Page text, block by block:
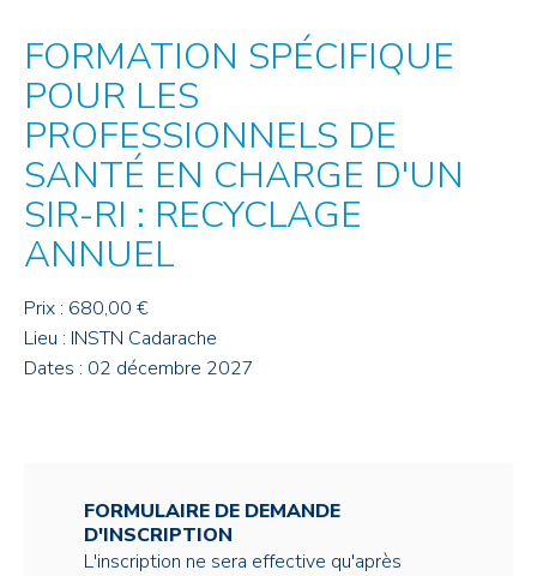
FORMATION SPÉCIFIQUE
POUR LES
PROFESSIONNELS DE
SANTÉ EN CHARGE D'UN
SIR-RI : RECYCLAGE
ANNUEL
Prix : 680,00 €
Lieu : INSTN Cadarache
Dates : 02 décembre 2027
FORMULAIRE DE DEMANDE
D'INSCRIPTION
L'inscription ne sera effective qu'après